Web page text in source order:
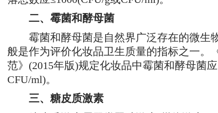
二、霉菌和酵母菌
霉菌和酵母菌是自然界广泛存在的微生
般是作为评价化妆品卫生质量的指标之一。
范》(2015年版)规定化妆品中霉菌和酵母菌
CFU/ml)。
三、糖皮质激素